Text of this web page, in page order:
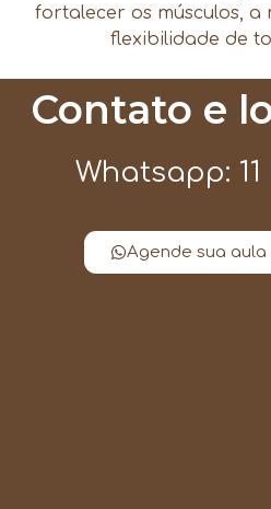
fortalecer os músculos,
flexibilidade de
Contato e
Whatsapp: 11
Agende sua